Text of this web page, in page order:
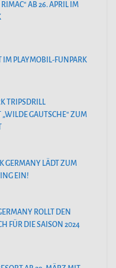
AB 26. APRIL IM
IM PLAYMOBIL-FUNPARK
TRIPSDRILL
„WILDE GAUTSCHE“ ZUM
GERMANY LÄDT ZUM
EIN!
ROLLT DEN
FÜR DIE SAISON 2024